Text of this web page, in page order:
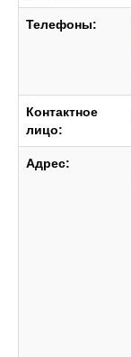
Телефоны:
Контактное
лицо:
Адрес: